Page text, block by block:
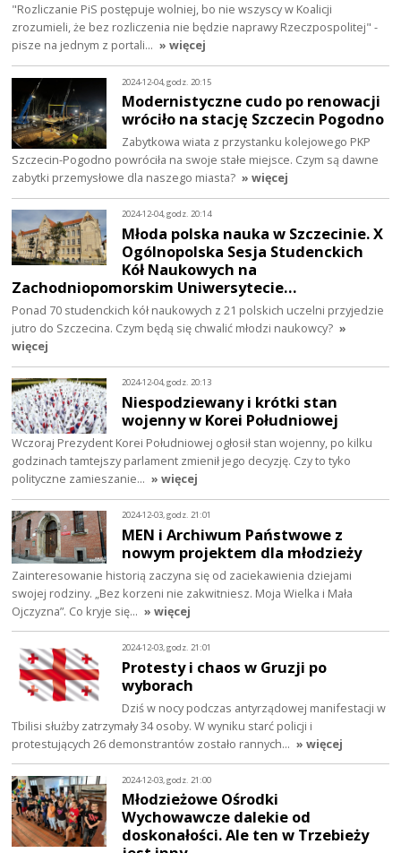
"Rozliczanie PiS postępuje wolniej, bo nie wszyscy w Koalicji
zrozumieli, że bez rozliczenia nie będzie naprawy Rzeczpospolitej" -
pisze na jednym z portali… » więcej
2024-12-04, godz. 20:15
Modernistyczne cudo po renowacji
wróciło na stację Szczecin Pogodno
Zabytkowa wiata z przystanku kolejowego PKP
Szczecin-Pogodno powróciła na swoje stałe miejsce. Czym są dawne
zabytki przemysłowe dla naszego miasta? » więcej
2024-12-04, godz. 20:14
Młoda polska nauka w Szczecinie. X
Ogólnopolska Sesja Studenckich
Kół Naukowych na
Zachodniopomorskim Uniwersytecie…
Ponad 70 studenckich kół naukowych z 21 polskich uczelni przyjedzie
jutro do Szczecina. Czym będą się chwalić młodzi naukowcy? »
więcej
2024-12-04, godz. 20:13
Niespodziewany i krótki stan
wojenny w Korei Południowej
Wczoraj Prezydent Korei Południowej ogłosił stan wojenny, po kilku
godzinach tamtejszy parlament zmienił jego decyzję. Czy to tyko
polityczne zamieszanie… » więcej
2024-12-03, godz. 21:01
MEN i Archiwum Państwowe z
nowym projektem dla młodzieży
Zainteresowanie historią zaczyna się od zaciekawienia dziejami
swojej rodziny. „Bez korzeni nie zakwitniesz. Moja Wielka i Mała
Ojczyzna”. Co kryje się… » więcej
2024-12-03, godz. 21:01
Protesty i chaos w Gruzji po
wyborach
Dziś w nocy podczas antyrządowej manifestacji w
Tbilisi służby zatrzymały 34 osoby. W wyniku starć policji i
protestujących 26 demonstrantów zostało rannych… » więcej
2024-12-03, godz. 21:00
Młodzieżowe Ośrodki
Wychowawcze dalekie od
doskonałości. Ale ten w Trzebieży